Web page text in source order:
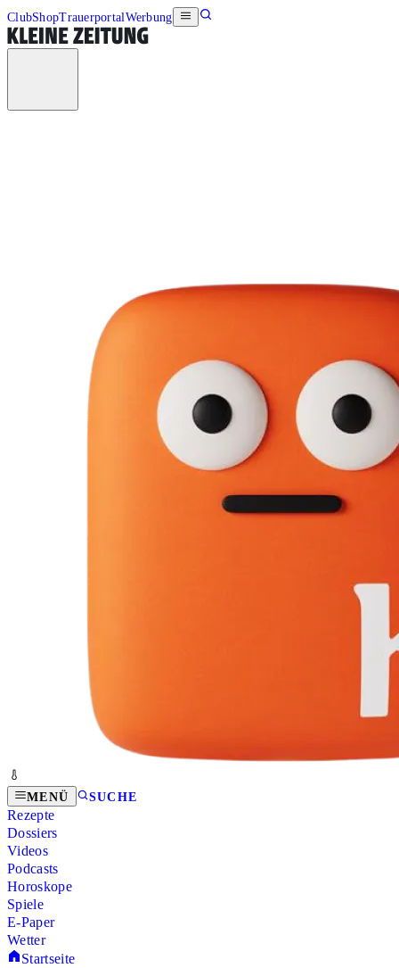
ClubShopTrauerportalWerbung
MENÜ SUCHE
Rezepte
Dossiers
Videos
Podcasts
Horoskope
Spiele
E-Paper
Wetter
Startseite